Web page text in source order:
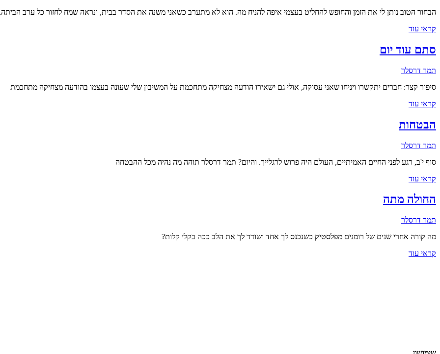
הבחור הטוב נותן לי את הזמן והחופש להחליט בעצמי איפה להניח מה. הוא לא מתערב כשאני משנה את הסדר בבית, ונראה שמח לחזור כל ערב
קראי עוד
סתם עוד יום
תמר דרסלר
סיפור קצר: חברים יתקשרו ויניחו שאני עסוקה, אולי גם ישאירו הודעה מצחיקה מתחכמת על המשיבון שלי שעונה בעצמו בהודעה מצחיקה מתחכמת
קראי עוד
הבטחות
תמר דרסלר
סוף י'ב, רגע לפני החיים האמיתיים, העולם היה פרוש לרגלייך. והיום? תמר דרסלר תוהה מה נהיה מכל ההבטחה
קראי עוד
החולה מתה
תמר דרסלר
מה קורה אחרי שנים של רומנים מפלסטיק כשנכנס לך אחד ושודד לך את הלב ככה בקלי קלות?
קראי עוד